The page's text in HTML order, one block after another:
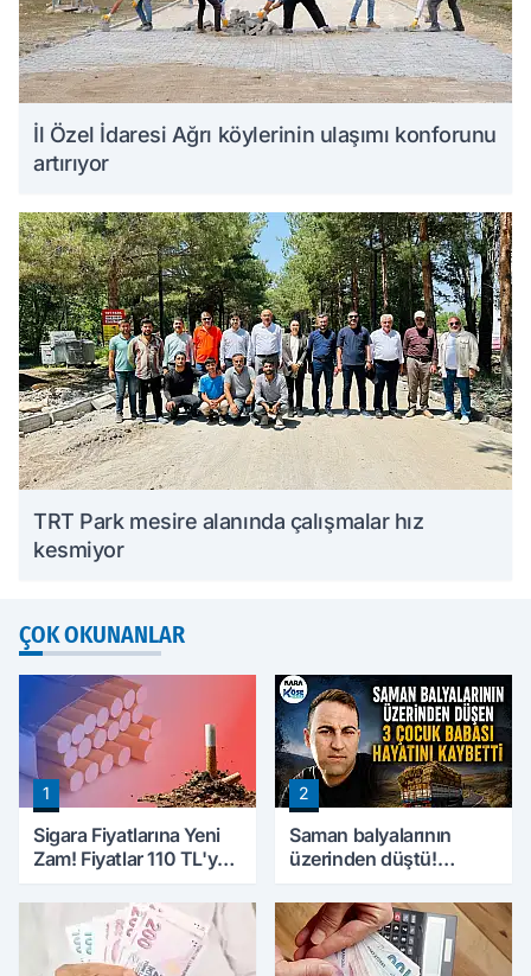
İl Özel İdaresi Ağrı köylerinin ulaşımı konforunu
artırıyor
TRT Park mesire alanında çalışmalar hız
kesmiyor
ÇOK OKUNANLAR
1
Sigara Fiyatlarına Yeni
Zam! Fiyatlar 110 TL'ye
2
Saman balyalarının
üzerinden düştü!
hayatını kaybetti